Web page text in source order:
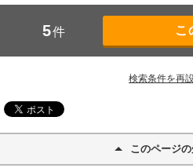
5件
検索条件を再
このページ